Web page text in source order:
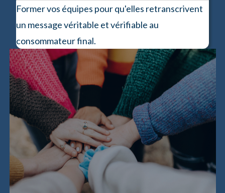
Former vos équipes pour qu'elles retranscrivent
un message véritable et vérifiable au
consommateur final.